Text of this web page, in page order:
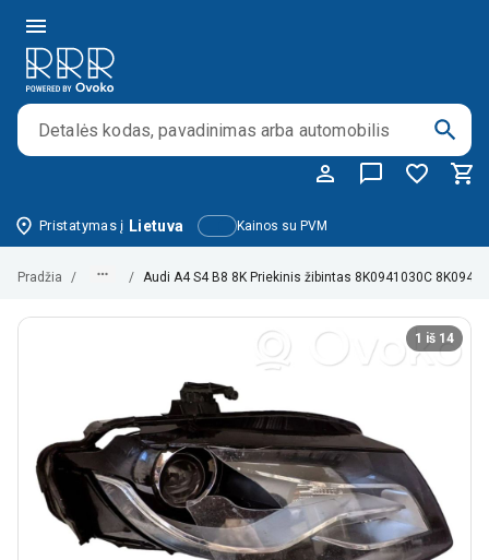
Kainos su PVM
Pristatymas į Lietuva
Pradžia / / Audi A4 S4 B8 8K Priekinis žibintas 8K0941030C
1 iš 14